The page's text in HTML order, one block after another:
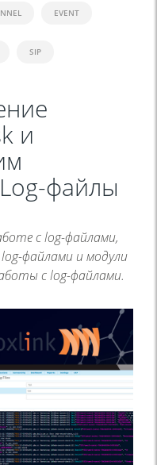
EVENT
SIP
и
файлы
с log-файлами,
файлами и модули
с log-файлами.